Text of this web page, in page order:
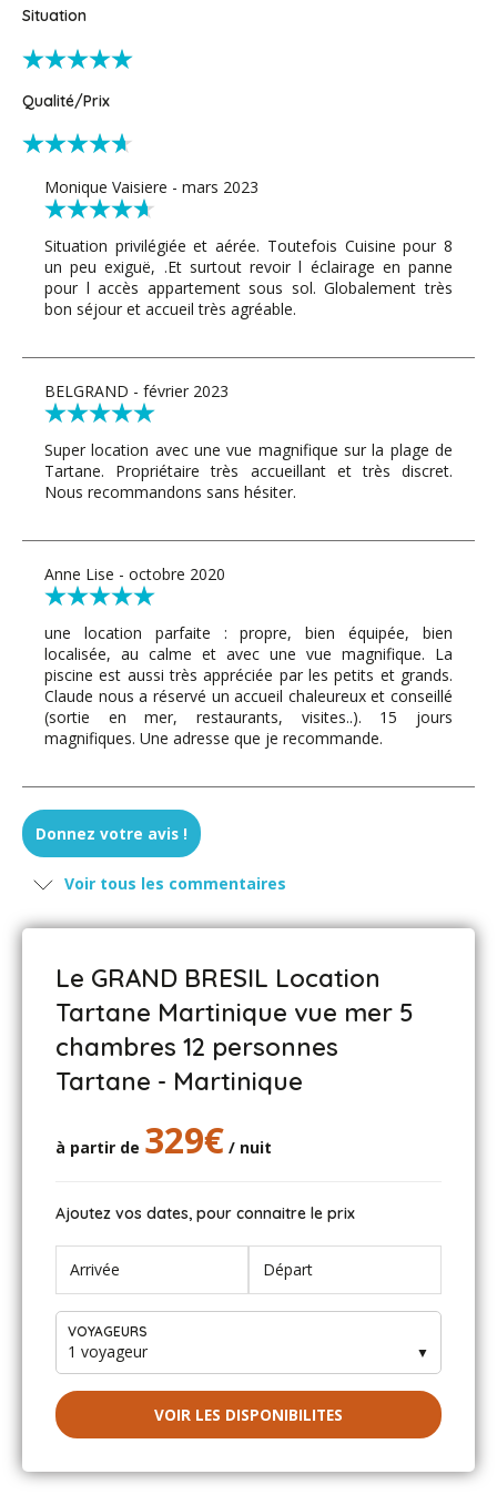
Situation
Qualité/Prix
Monique Vaisiere - mars 2023
Situation privilégiée et aérée. Toutefois Cuisine pour 8
un peu exiguë, .Et surtout revoir l éclairage en panne
pour l accès appartement sous sol. Globalement très
bon séjour et accueil très agréable.
BELGRAND - février 2023
Super location avec une vue magnifique sur la plage de
Tartane. Propriétaire très accueillant et très discret.
Nous recommandons sans hésiter.
Anne Lise - octobre 2020
une location parfaite : propre, bien équipée, bien
localisée, au calme et avec une vue magnifique. La
piscine est aussi très appréciée par les petits et grands.
Claude nous a réservé un accueil chaleureux et conseillé
(sortie en mer, restaurants, visites..). 15 jours
magnifiques. Une adresse que je recommande.
LE CLERC - mars 2020
Très contents d'avoir choisi Tartane pour notre séjour,
Grand Brésil, appartement idéalement placé et de
Michel - janvier 2018
Très bon accueil de Claude- Piscine très appréciée des
Maison confortable.
Défaut d'occultation des baies vitrées si l'on utilise les
Michel - novembre 2016
Bonjour,
Un grand merci à Claude pour son accueil chaleureux.
Nous avons beaucoup apprécié notre séjour au Grand
Brésil! on reviendra...
Donnez votre avis !
Voir tous les commentaires
Le GRAND BRESIL Location
Tartane Martinique vue mer 5
chambres 12 personnes
Tartane - Martinique
à partir de 329€ / nuit
Ajoutez vos dates, pour connaitre le prix
VOYAGEURS
1 voyageur ▼
VOIR LES DISPONIBILITES